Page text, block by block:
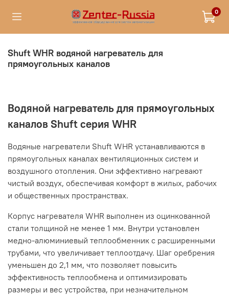
0
Shuft WHR водяной нагреватель для
прямоугольных каналов
Водяной нагреватель для прямоугольных
каналов Shuft серия WHR
Водяные нагреватели Shuft WHR устанавливаются в
прямоугольных каналах вентиляционных систем и
воздушного отопления. Они эффективно нагревают
чистый воздух, обеспечивая комфорт в жилых, рабочих
и общественных пространствах.
Корпус нагревателя WHR выполнен из оцинкованной
стали толщиной не менее 1 мм. Внутри установлен
медно-алюминиевый теплообменник с расширенными
трубами, что увеличивает теплоотдачу. Шаг оребрения
уменьшен до 2,1 мм, что позволяет повысить
эффективность теплообмена и оптимизировать
размеры и вес устройства, при незначительном